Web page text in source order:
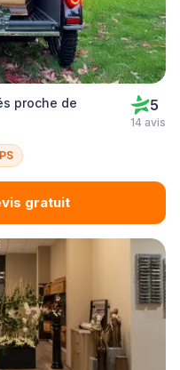
proche de
5
14 avis
gratuit